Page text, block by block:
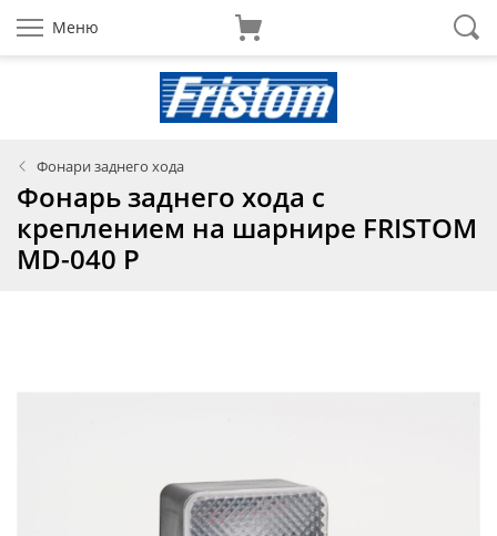
Меню
Фонари заднего хода
Фонарь заднего хода с
креплением на шарнире FRISTOM
MD-040 Р